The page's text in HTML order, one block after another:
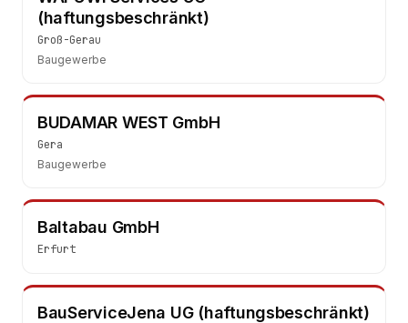
(haftungsbeschränkt)
Groß-Gerau
Baugewerbe
BUDAMAR WEST GmbH
Gera
Baugewerbe
Baltabau GmbH
Erfurt
BauServiceJena UG (haftungsbeschränkt)